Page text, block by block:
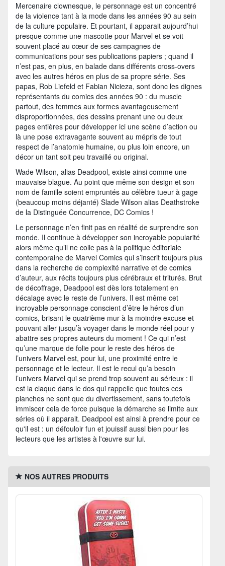
Mercenaire clownesque, le personnage est un concentré
de la violence tant à la mode dans les années 90 au sein
de la culture populaire. Et pourtant, il apparait aujourd’hui
presque comme une mascotte pour Marvel et se voit
souvent placé au cœur de ses campagnes de
communications pour ses publications papiers ; quand il
n’est pas, en plus, en balade dans différents cross-overs
avec les autres héros en plus de sa propre série. Ses
papas, Rob Liefeld et Fabian Nicieza, sont donc les dignes
représentants du comics des années 90 : du muscle
partout, des femmes aux formes avantageusement
disproportionnées, des dessins prenant une ou deux
pages entières pour développer ici une scène d’action ou
là une pose extravagante souvent au mépris de tout
respect de l’anatomie humaine, ou plus loin encore, un
décor un tant soit peu travaillé ou original.
Wade Wilson, alias Deadpool, existe ainsi comme une
mauvaise blague. Au point que même son design et son
nom de famille soient empruntés au célèbre tueur à gage
(beaucoup moins déjanté) Slade Wilson alias Deathstroke
de la Distinguée Concurrence, DC Comics !
Le personnage n’en finit pas en réalité de surprendre son
monde. Il continue à développer son incroyable popularité
alors même qu’il ne colle pas à la politique éditoriale
contemporaine de Marvel Comics qui s’inscrit toujours plus
dans la recherche de complexité narrative et de comics
d’auteur, aux récits toujours plus cérébraux et triturés. Brut
de décoffrage, Deadpool est dès lors totalement en
décalage avec le reste de l’univers. Il est même cet
incroyable personnage conscient d’être le héros d’un
comics, brisant le quatrième mur à la moindre excuse et
pouvant aller jusqu’à voyager dans le monde réel pour y
abattre ses propres auteurs du moment ! Ce qui n’est
qu’une marque de folie pour le reste des héros de
l’univers Marvel est, pour lui, une proximité entre le
personnage et le lecteur. Il est le recul qu’a besoin
l’univers Marvel qui se prend trop souvent au sérieux : il
est la claque dans le dos qui rappelle que toutes ces
planches ne sont que du divertissement, sans toutefois
immiscer cela de force puisque la démarche se limite aux
séries où il apparait. Deadpool est ainsi à prendre pour ce
qu'il est : un défouloir fun et jouissif aussi bien pour les
lecteurs que les artistes à l'œuvre sur lui.
NOS AUTRES PRODUITS